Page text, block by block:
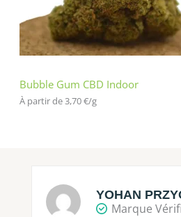
Bubble Gum CBD Indoor
À partir de 3,70€/g
YOHAN
Marque